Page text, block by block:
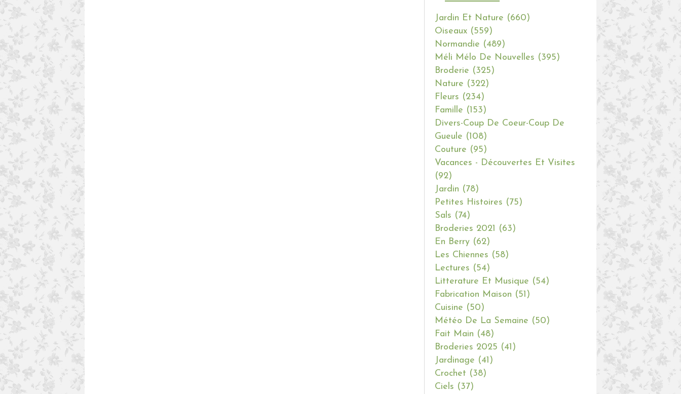
Jardin Et Nature (660)
Oiseaux (559)
Normandie (489)
Méli Mélo De Nouvelles (395)
Broderie (325)
Nature (322)
Fleurs (234)
Famille (153)
Divers-Coup De Coeur-Coup De
Gueule (108)
Couture (95)
Vacances - Découvertes Et Visites
(92)
Jardin (78)
Petites Histoires (75)
Sals (74)
Broderies 2021
(63)
En Berry (62)
Les Chiennes (58)
Lectures (54)
Litterature Et Musique (54)
Fabrication Maison (51)
Cuisine (50)
Météo De La Semaine (50)
Fait Main (48)
Broderies 2025 (41)
Jardinage (41)
Crochet (38)
Ciels (37)